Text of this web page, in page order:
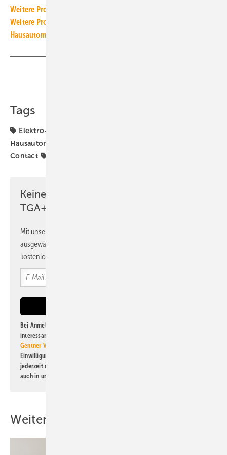
Weitere Produkt-Meldungen zum Thema Elektrotechnik
Weitere Produkt-Meldungen zum Thema Gebäude- und
Hausautomation
Tags
Elektro-Installation
Hausautomation
Contact
Keine Zeit? Kein Problem mit dem
TGA+E Newsletter!
Mit unserem Newsletter erhalten Sie regelmäßig von uns
ausgewählte Informationen und Neuigkeiten, gebündelt und
kostenlos direkt ins Postfach.
Bei Anmeldung zu diesem Newsletter bin ich damit einverstanden, über
interessante Verlags- und Online-Angebote
Gentner Verlag GmbH & Co. KG
Einwilligung kann ich jederzeit widerrufen und eine Abmeldung ist
jederzeit möglich. Informationen zum Umgang mit Daten finden Sie
auch in unserer
Weitere Inhalte